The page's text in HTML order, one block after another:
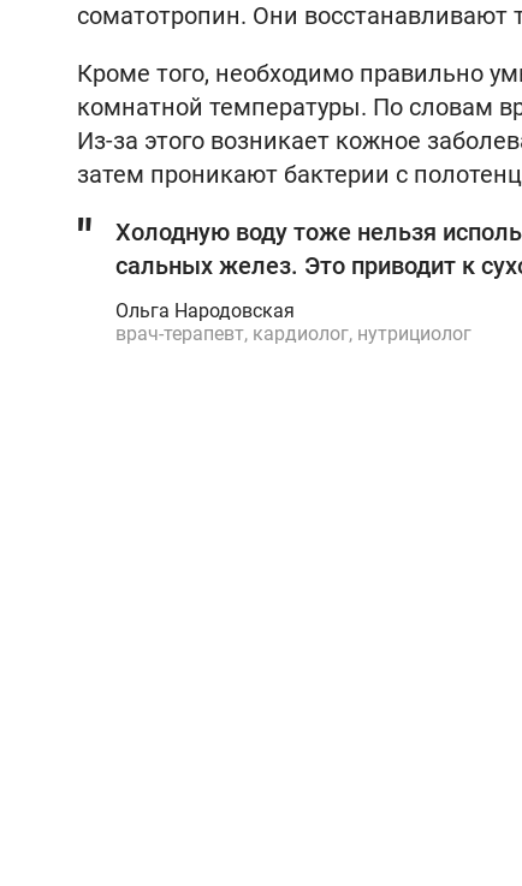
соматотропин. Они
Кроме того, необходимо правильно
комнатной температуры. По словам
Из-за этого возникает кожное
затем проникают бактерии с
Холодную воду тоже нельзя
сальных желез. Это приводит к
Ольга Народовская
врач-терапевт, кардиолог, нутрициолог